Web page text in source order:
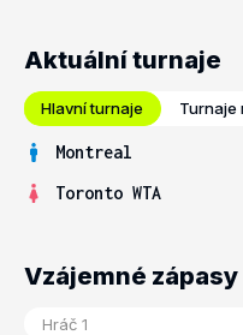
Aktuální turnaje
Hlavní turnaje Turnaje
Montreal
Toronto WTA
Vzájemné zápasy